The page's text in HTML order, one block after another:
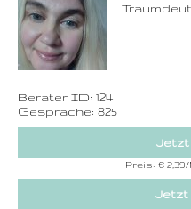
Berater ID: 124
Gespräche: 825
Jetzt
Preis:€
Jetzt
Zurück